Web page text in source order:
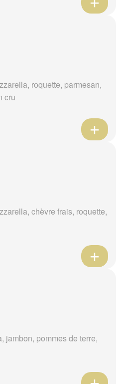
roquette, parmesan,
cru
chèvre frais, roquette,
jambon, pommes de terre,